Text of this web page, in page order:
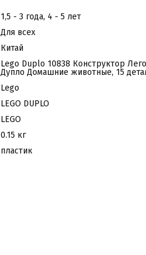
1,5 - 3 года, 4 - 5 лет
Для всех
Китай
Lego Duplo 10838 Конструктор Лего
Дупло Домашние животные, 15
Lego
LEGO DUPLO
LEGO
0.15 кг
пластик